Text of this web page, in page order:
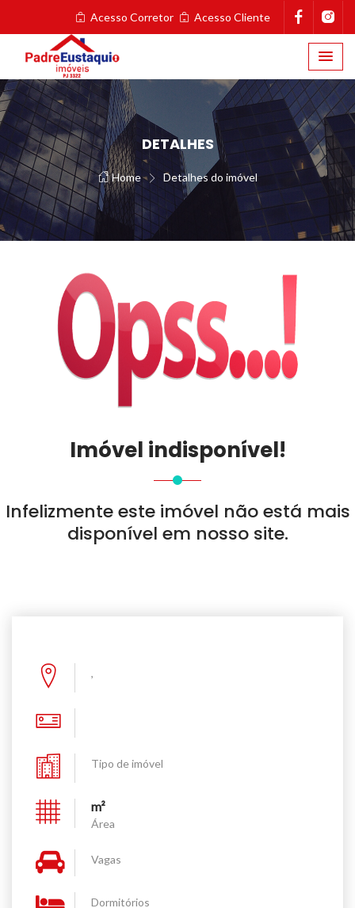
Acesso Corretor Acesso Cliente
DETALHES
Home Detalhes do imóvel
Imóvel indisponível!
Infelizmente este imóvel não está mais
disponível em nosso site.
,
Tipo de imóvel
m²
Área
Vagas
Dormitórios